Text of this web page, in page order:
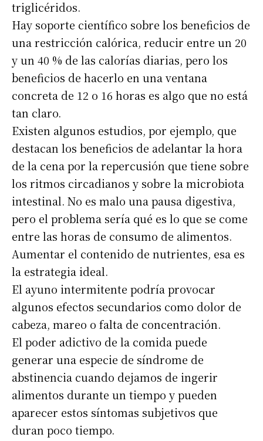
triglicéridos.
Hay soporte científico sobre los beneficios de
una restricción calórica, reducir entre un 20
y un 40 % de las calorías diarias, pero los
beneficios de hacerlo en una ventana
concreta de 12 o 16 horas es algo que no está
tan claro.
Existen algunos estudios, por ejemplo, que
destacan los beneficios de adelantar la hora
de la cena por la repercusión que tiene sobre
los ritmos circadianos y sobre la microbiota
intestinal. No es malo una pausa digestiva,
pero el problema sería qué es lo que se come
entre las horas de consumo de alimentos.
Aumentar el contenido de nutrientes, esa es
la estrategia ideal.
El ayuno intermitente podría provocar
algunos efectos secundarios como dolor de
cabeza, mareo o falta de concentración.
El poder adictivo de la comida puede
generar una especie de síndrome de
abstinencia cuando dejamos de ingerir
alimentos durante un tiempo y pueden
aparecer estos síntomas subjetivos que
duran poco tiempo.